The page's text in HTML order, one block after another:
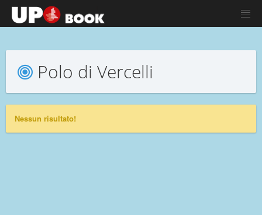
Polo di Vercelli
Nessun risultato!